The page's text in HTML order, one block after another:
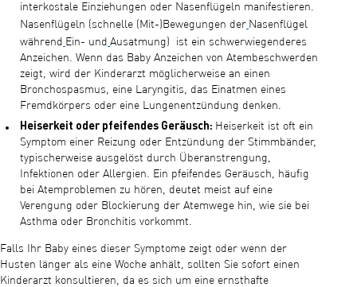
interkostale Einziehungen oder Nasenflügeln manifestieren.
Nasenflügeln (schnelle (Mit-)Bewegungen der Nasenflügel
während Ein- und Ausatmung) ist ein schwerwiegenderes
Anzeichen. Wenn das Baby Anzeichen von Atembeschwerden
zeigt, wird der Kinderarzt möglicherweise an einen
Bronchospasmus, eine Laryngitis, das Einatmen eines
Fremdkörpers oder eine Lungenentzündung denken.
Heiserkeit oder pfeifendes Geräusch: Heiserkeit ist oft ein
Symptom einer Reizung oder Entzündung der Stimmbänder,
typischerweise ausgelöst durch Überanstrengung,
Infektionen oder Allergien. Ein pfeifendes Geräusch, häufig
bei Atemproblemen zu hören, deutet meist auf eine
Verengung oder Blockierung der Atemwege hin, wie sie bei
Asthma oder Bronchitis vorkommt.
Falls Ihr Baby eines dieser Symptome zeigt oder wenn der
Husten länger als eine Woche anhält, sollten Sie sofort einen
Kinderarzt konsultieren, da es sich um eine ernsthafte